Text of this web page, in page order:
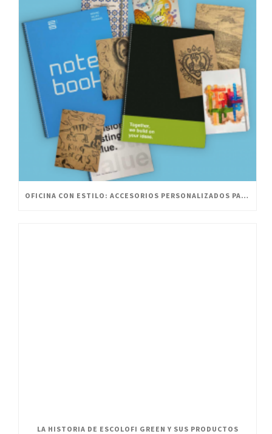
OFICINA CON ESTILO: ACCESORIOS PERSONALIZADOS PARA UN ESPACIO INNOVADOR
LA HISTORIA DE ESCOLOFI GREEN Y SUS PRODUCTOS